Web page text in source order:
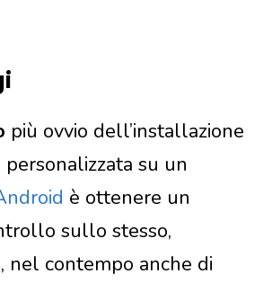
più ovvio dell’installazione
su un
è ottenere un
sullo stesso,
nel contempo anche di